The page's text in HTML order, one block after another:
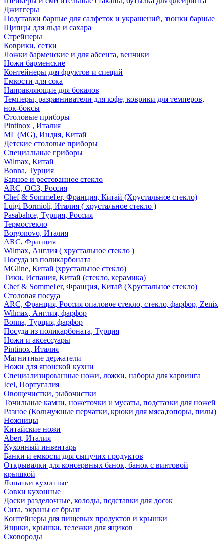
Джиггеры
Подставки барные для салфеток и украшений, звонки барные
Щипцы для льда и сахара
Стрейнеры
Коврики, сетки
Ложки барменские и для абсента, венчики
Ножи барменские
Контейнеры для фруктов и специй
Емкости для сока
Направляющие для бокалов
Темперы, разравниватели для кофе, коврики для темперов,
нок-боксы
Столовые приборы
Pintinox , Италия
МГ (MG), Индия, Китай
Детские столовые приборы
Специальные приборы
Wilmax, Китай
Bonna, Турция
Барное и ресторанное стекло
ARC, ОСЗ, Россия
Chef & Sommelier, Франция, Китай (Хрустальное стекло)
Luigi Bormioli, Италия ( хрустальное стекло )
Pasabahce, Турция, Россия
Термостекло
Borgonovo, Италия
ARC, Франция
Wilmax, Англия ( хрустальное стекло )
Посуда из поликарбоната
MGline, Китай (хрустальное стекло)
Тики, Испания, Китай (стекло, керамика)
Chef & Sommelier, Франция, Китай (Хрустальное стекло)
Столовая посуда
ARC, Франция, Россия опаловое стекло, стекло, фарфор, Zenix
Wilmax, Англия, фарфор
Bonna, Турция, фарфор
Посуда из поликарбоната, Турция
Ножи и аксессуары
Pintinox, Италия
Магнитные держатели
Ножи для японской кухни
Специализированные ножи, ложки, наборы для карвинга
Icel, Португалия
Овощечистки, рыбочистки
Точильные камни, ножеточки и мусаты, подставки для ножей
Разное (Кольчужные перчатки, крюки для мяса,топоры, пилы)
Ножницы
Китайские ножи
Abert, Италия
Кухонный инвентарь
Банки и емкости для сыпучих продуктов
Открывалки для консервных банок, банок с винтовой
крышкой
Лопатки кухонные
Совки кухонные
Доски разделочные, колоды, подставки для досок
Сита, экраны от брызг
Контейнеры для пищевых продуктов и крышки
Ящики, крышки, тележки для ящиков
Сковороды